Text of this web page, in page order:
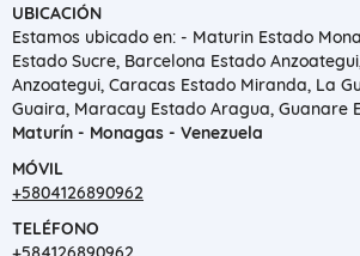
UBICACIÓN
Estamos ubicado en: - Maturin Estado
Estado Sucre, Barcelona Estado
Anzoategui, Caracas Estado Miranda, La
Guaira, Maracay Estado Aragua, Guanare
Maturín - Monagas - Venezuela
MÓVIL
+5804126890962
TELÉFONO